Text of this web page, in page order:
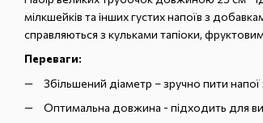
мілкшейків та інших густих напоїв з
справляються з кульками тапіоки,
Переваги:
Збільшений діаметр – зручно пити
Оптимальна довжина - підходить для